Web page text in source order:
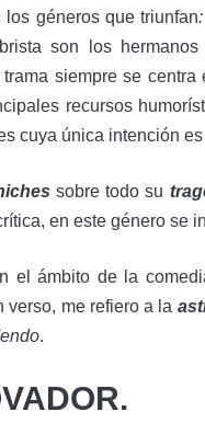
géneros que triunfan:
son los
siempre se
recursos
cuya única intención es
sobre todo su
en este género se
el ámbito de la
verso, me refiero a la
.